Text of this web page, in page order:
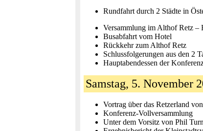
Rundfahrt durch 2 Städte in
Versammlung im Althof Retz –
Busabfahrt vom Hotel
Rückkehr zum Althof Retz
Schlussfolgerungen aus den 2
Hauptabendessen der
Samstag, 5. November
Vortrag über das Retzerland
Konferenz-Vollversammlung
Unter dem Vorsitz von Phil